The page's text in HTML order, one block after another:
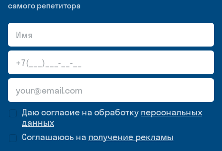
самого репетитора
Даю согласие на обработку персональных
данных
Соглашаюсь на получение рекламы